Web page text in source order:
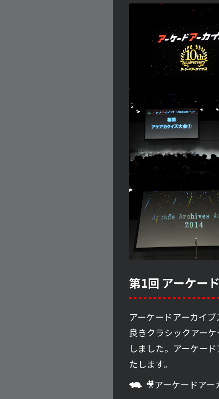
第1回 アーケー
アーケードアーカイ
良きクラシックアー
しました。アーケー
たします。
🎥アーケードア